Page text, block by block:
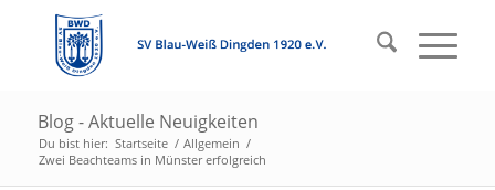
Blog - Aktuelle Neuigkeiten
Du bist hier: Startseite / Allgemein /
Zwei Beachteams in Münster erfolgreich